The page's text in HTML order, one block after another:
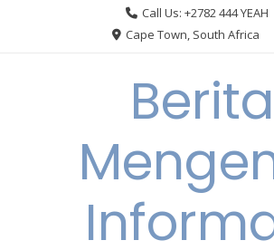
Call Us: +2782 444 YEAH
Cape Town, South Africa
Berita